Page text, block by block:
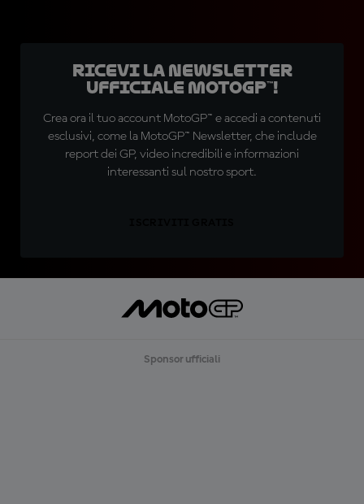
Ricevi la newsletter
ufficiale MotoGP™!
Crea ora il tuo account MotoGP™ e accedi a contenuti
esclusivi, come la MotoGP™ Newsletter, che include
report dei GP, video incredibili e informazioni
interessanti sul nostro sport.
Sponsor ufficiali